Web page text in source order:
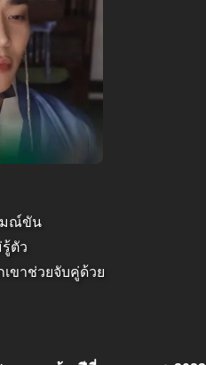
มณ์ขัน
ตัว
ขาช่วยจับคู่ด้วย